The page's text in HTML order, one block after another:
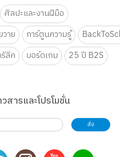
ศิลปะและงานฝีมือ
าย การ์ตูนความรู้
ลิค บอร์ดเกม 25 ปี B2S
สารและโปรโมชั่น
ส่ง